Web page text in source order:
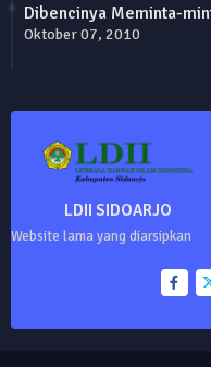
Dibencinya Meminta-
Oktober 07, 2010
LDII SIDOARJO
Website lama yang diarsipkan